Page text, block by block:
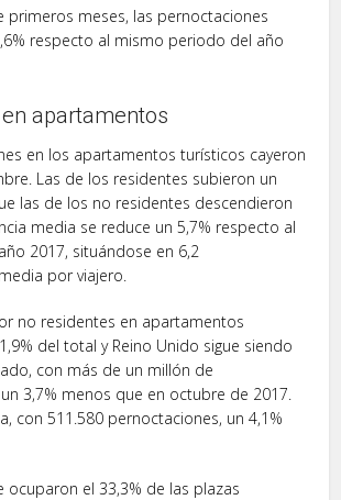
primeros meses, las pernoctaciones
respecto al mismo periodo del año
apartamentos
en los apartamentos turísticos cayeron
Las de los residentes subieron un
las de los no residentes descendieron
media se reduce un 5,7% respecto al
2017, situándose en 6,2
por viajero.
no residentes en apartamentos
del total y Reino Unido sigue siendo
con más de un millón de
3,7% menos que en octubre de 2017.
con 511.580 pernoctaciones, un 4,1%
ocuparon el 33,3% de las plazas